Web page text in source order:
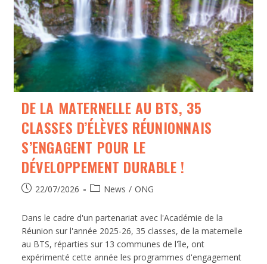
DE LA MATERNELLE AU BTS, 35
CLASSES D’ÉLÈVES RÉUNIONNAIS
S’ENGAGENT POUR LE
DÉVELOPPEMENT DURABLE !
22/07/2026 News / ONG
Dans le cadre d'un partenariat avec l'Académie de la
Réunion sur l'année 2025-26, 35 classes, de la maternelle
au BTS, réparties sur 13 communes de l'île, ont
expérimenté cette année les programmes d'engagement